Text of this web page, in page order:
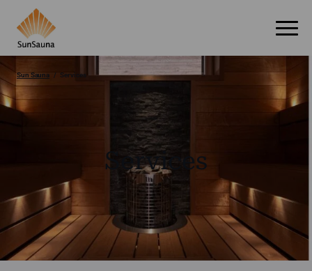
Services
Sun Sauna Services